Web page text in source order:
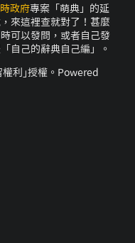
政府專案「萌典」的延
來這裡查就對了！甚麼
可以發問，或者自己發
自己的辭典自己編」。
權利｣授權。Powered